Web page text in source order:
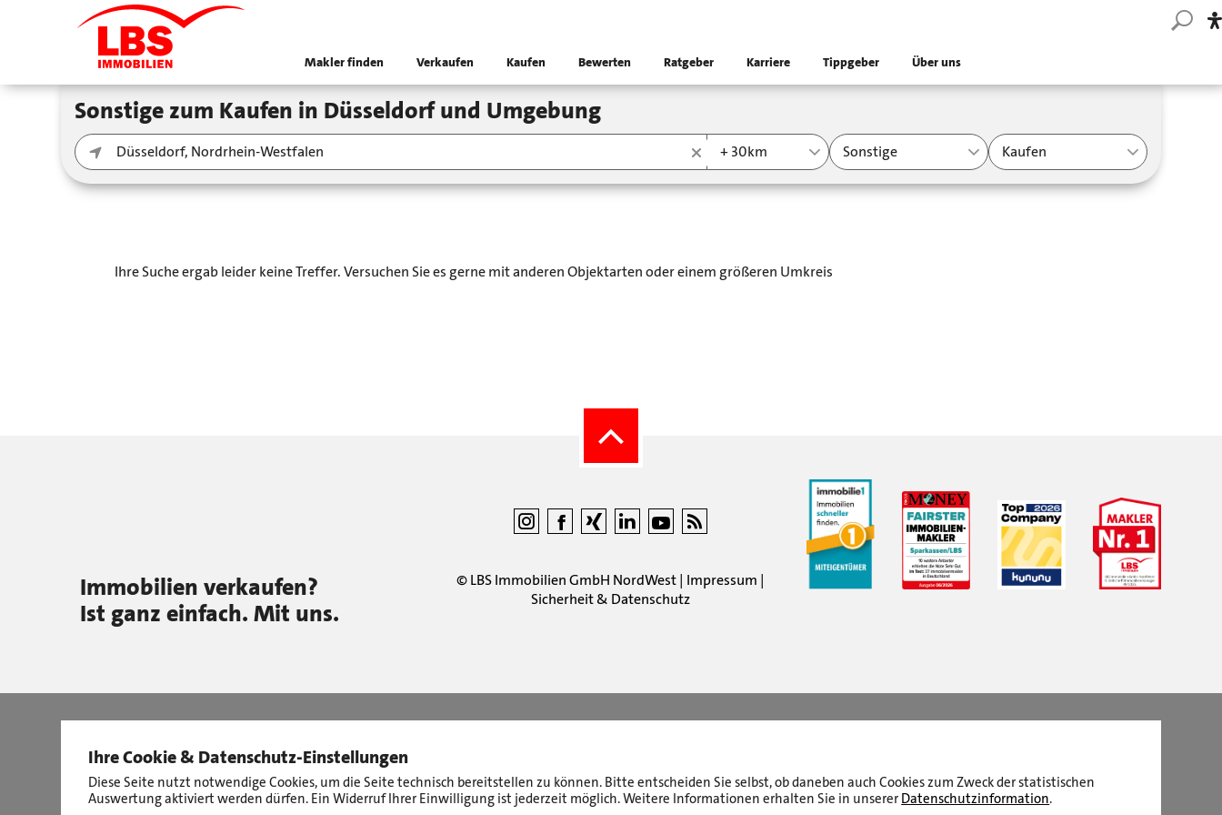
Makler finden Verkaufen Kaufen Bewerten Ratgeber Karriere Tippgeber Über uns
Sonstige zum Kaufen in Düsseldorf und Umgebung
+ 30km Sonstige Kaufen
Ihre Suche ergab leider keine Treffer. Versuchen Sie es gerne mit anderen Objektarten oder einem größeren Umkreis
Immobilien verkaufen?
Ist ganz einfach. Mit uns.
©LBS Immobilien GmbH NordWest| Impressum |
Sicherheit & Datenschutz
Ihre Cookie & Datenschutz-Einstellungen
Diese Seite nutzt notwendige Cookies, um die Seite technisch bereitstellen zu können. Bitte entscheiden Sie selbst, ob daneben auch Cookies zum Zweck der statistischen
Auswertung aktiviert werden dürfen. Ein Widerruf Ihrer Einwilligung ist jederzeit möglich. Weitere Informationen erhalten Sie in unserer Datenschutzinformation.